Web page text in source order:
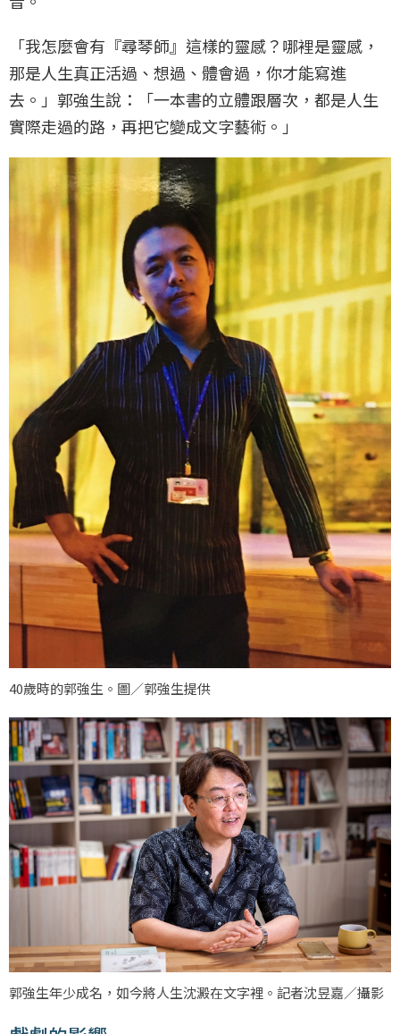
「我怎麼會有『尋琴師』這樣的靈感？哪裡是靈感，
那是人生真正活過、想過、體會過，你才能寫進
去。」郭強生說：「一本書的立體跟層次，都是人生
實際走過的路，再把它變成文字藝術。」
40歲時的郭強生。圖／郭強生提供
郭強生年少成名，如今將人生沈澱在文字裡。記者沈昱嘉／攝影